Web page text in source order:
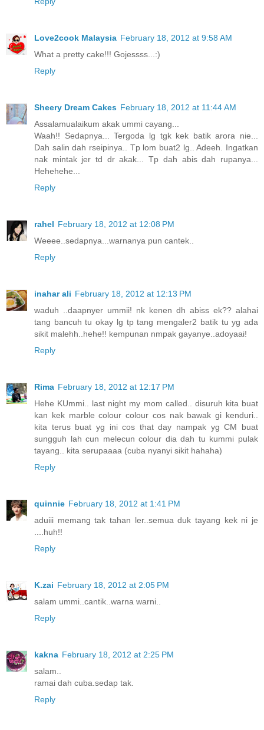
Love2cook Malaysia February 18, 2012 at 9:58 AM
What a pretty cake!!! Gojessss...:)
Reply
Sheery Dream Cakes February 18, 2012 at 11:44 AM
Assalamualaikum akak ummi cayang...
Waah!! Sedapnya... Tergoda lg tgk kek batik arora nie...
Dah salin dah rseipinya.. Tp lom buat2 lg.. Adeeh. Ingatkan
nak mintak jer td dr akak... Tp dah abis dah rupanya...
Hehehehe...
Reply
rahel February 18, 2012 at 12:08 PM
Weeee..sedapnya...warnanya pun cantek..
Reply
inahar ali February 18, 2012 at 12:13 PM
waduh ..daapnyer ummii! nk kenen dh abiss ek?? alahai
tang bancuh tu okay lg tp tang mengaler2 batik tu yg ada
sikit malehh..hehe!! kempunan nmpak gayanye..adoyaai!
Reply
Rima February 18, 2012 at 12:17 PM
Hehe KUmmi.. last night my mom called.. disuruh kita buat
kan kek marble colour colour cos nak bawak gi kenduri..
kita terus buat yg ini cos that day nampak yg CM buat
sungguh lah cun melecun colour dia dah tu kummi pulak
tayang.. kita serupaaaa (cuba nyanyi sikit hahaha)
Reply
quinnie February 18, 2012 at 1:41 PM
aduiii memang tak tahan ler..semua duk tayang kek ni je
....huh!!
Reply
K.zai February 18, 2012 at 2:05 PM
salam ummi..cantik..warna warni..
Reply
kakna February 18, 2012 at 2:25 PM
salam..
ramai dah cuba.sedap tak.
Reply